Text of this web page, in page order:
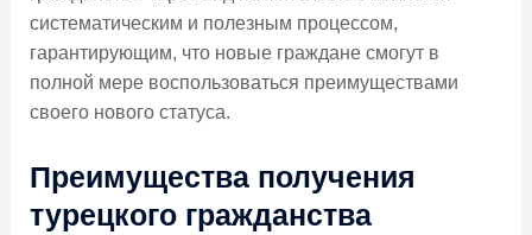
систематическим и полезным процессом,
гарантирующим, что новые граждане смогут в
полной мере воспользоваться преимуществами
своего нового статуса.
Преимущества получения
турецкого гражданства